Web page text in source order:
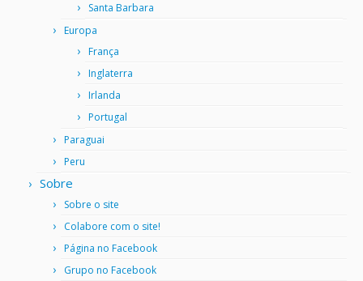
Santa Barbara
Europa
França
Inglaterra
Irlanda
Portugal
Paraguai
Peru
Sobre
Sobre o site
Colabore com o site!
Página no Facebook
Grupo no Facebook